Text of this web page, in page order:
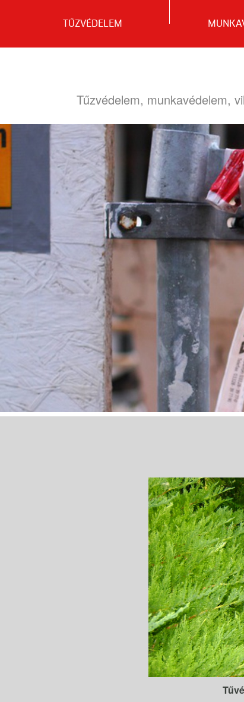
TŰZVÉDELEM
Tűzvédelem, munkavédelem,